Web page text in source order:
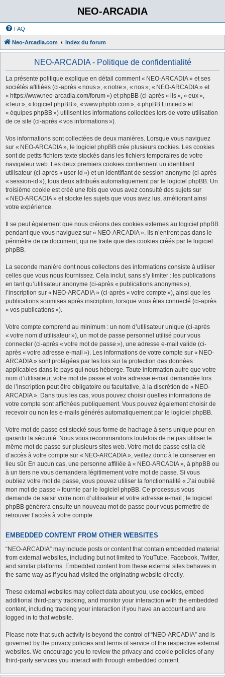
NEO-ARCADIA
FAQ
Neo-Arcadia.com Index du forum
NEO-ARCADIA - Politique de confidentialité
La présente politique explique en détail comment « NEO-ARCADIA » et ses
sociétés affiliées (ci-après « nous », « notre », « nos », « NEO-ARCADIA » et
« https://www.neo-arcadia.com/forum ») et phpBB (ci-après « ils », « eux »,
« leur », « logiciel phpBB », « www.phpbb.com », « phpBB Limited » et
« équipes phpBB ») utilisent les informations collectées lors de votre utilisation
de ce site (ci-après « vos informations »).
Vos informations sont collectées de deux manières. Lorsque vous naviguez
sur « NEO-ARCADIA », le logiciel phpBB crée plusieurs cookies. Les cookies
sont de petits fichiers texte stockés dans les fichiers temporaires de votre
navigateur web. Les deux premiers cookies contiennent un identifiant
utilisateur (ci-après « user-id ») et un identifiant de session anonyme (ci-après
« session-id »), tous deux attribués automatiquement par le logiciel phpBB. Un
troisième cookie est créé une fois que vous avez consulté des sujets sur
« NEO-ARCADIA » et stocke les sujets que vous avez lus, améliorant ainsi
votre expérience.
Il se peut également que nous créions des cookies externes au logiciel phpBB
pendant que vous naviguez sur « NEO-ARCADIA ». Ils n’entrent pas dans le
périmètre de ce document, qui ne traite que des cookies créés par le logiciel
phpBB.
La seconde manière dont nous collectons des informations consiste à utiliser
celles que vous nous fournissez. Cela inclut, sans s’y limiter : les publications
en tant qu’utilisateur anonyme (ci-après « publications anonymes »),
l’inscription sur « NEO-ARCADIA » (ci-après « votre compte »), ainsi que les
publications soumises après inscription, lorsque vous êtes connecté (ci-après
« vos publications »).
Votre compte comprend au minimum : un nom d’utilisateur unique (ci-après
« votre nom d’utilisateur »), un mot de passe personnel utilisé pour vous
connecter (ci-après « votre mot de passe »), une adresse e-mail valide (ci-
après « votre adresse e-mail »). Les informations de votre compte sur « NEO-
ARCADIA » sont protégées par les lois sur la protection des données
applicables dans le pays qui nous héberge. Toute information autre que votre
nom d’utilisateur, votre mot de passe et votre adresse e-mail demandée lors
de l’inscription peut être obligatoire ou facultative, à la discrétion de « NEO-
ARCADIA ». Dans tous les cas, vous pouvez choisir quelles informations de
votre compte sont affichées publiquement. Vous pouvez également choisir de
recevoir ou non les e-mails générés automatiquement par le logiciel phpBB.
Votre mot de passe est stocké sous forme de hachage à sens unique pour en
garantir la sécurité. Nous vous recommandons toutefois de ne pas utiliser le
même mot de passe sur plusieurs sites web. Votre mot de passe est la clé
d’accès à votre compte sur « NEO-ARCADIA », veillez donc à le conserver en
lieu sûr. En aucun cas, une personne affiliée à « NEO-ARCADIA », à phpBB ou
à un tiers ne vous demandera légitimement votre mot de passe. Si vous
oubliez votre mot de passe, vous pouvez utiliser la fonctionnalité « J’ai oublié
mon mot de passe » fournie par le logiciel phpBB. Ce processus vous
demande de saisir votre nom d’utilisateur et votre adresse e-mail ; le logiciel
phpBB générera ensuite un nouveau mot de passe pour vous permettre de
retrouver l’accès à votre compte.
EMBEDDED CONTENT FROM OTHER WEBSITES
“NEO-ARCADIA” may include posts or content that contain embedded material
from external websites, including but not limited to YouTube, Facebook, Twitter,
and similar platforms. Embedded content from these external sites behaves in
the same way as if you had visited the originating website directly.
These external websites may collect data about you, use cookies, embed
additional third-party tracking, and monitor your interaction with the embedded
content, including tracking your interaction if you have an account and are
logged in to that website.
Please note that such activity is beyond the control of “NEO-ARCADIA” and is
governed by the privacy policies and terms of service of the respective external
websites. We encourage you to review the privacy and cookie policies of any
third-party services you interact with through embedded content.